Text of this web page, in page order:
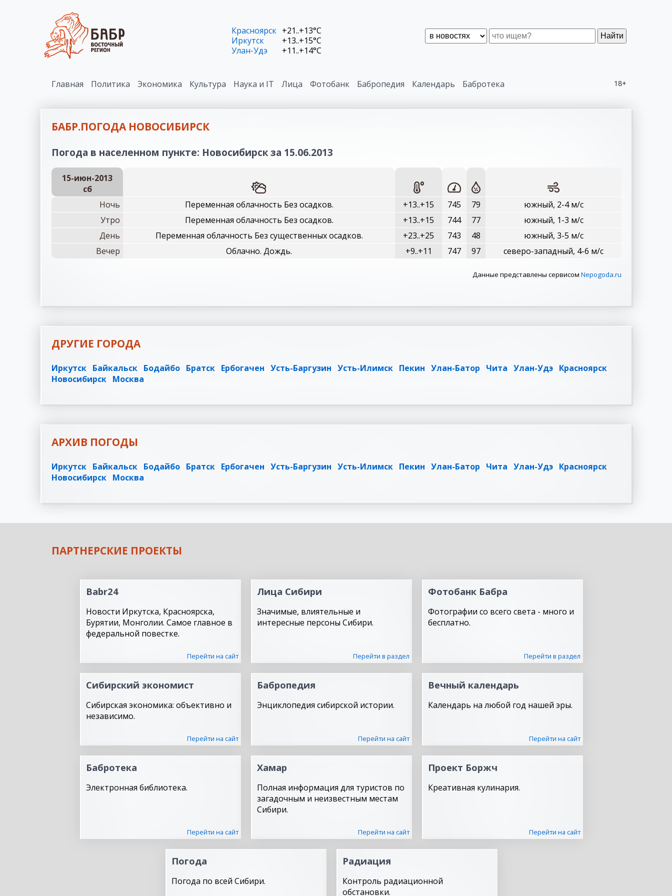
Найти
Красноярск +21..+13°C
Иркутск
+13..+15°C
Улан-Удэ
+11..+14°C
18+
Главная Политика Экономика Культура Наука и IT Лица Фотобанк Бабропедия Календарь Бабротека
БАБР.ПОГОДА НОВОСИБИРСК
Погода в населенном пункте: Новосибирск за 15.06.2013
15-июн-2013
сб
Ночь
Переменная облачность Без осадков. +13..+15 745 79
южный, 2-4 м/с
Утро
Переменная облачность Без осадков. +13..+15 744 77
южный, 1-3 м/с
День
Переменная облачность Без существенных осадков. +23..+25 743 48
южный, 3-5 м/с
Вечер
Облачно. Дождь. +9..+11 747 97 северо-западный, 4-6 м/с
Данные представлены сервисом Nepogoda.ru
ДРУГИЕ ГОРОДА
Иркутск Байкальск Бодайбо Братск Ербогачен Усть-Баргузин Усть-Илимск Пекин Улан-Батор Чита Улан-Удэ Красноярск
Новосибирск Москва
АРХИВ ПОГОДЫ
Иркутск Байкальск Бодайбо Братск Ербогачен Усть-Баргузин Усть-Илимск Пекин Улан-Батор Чита Улан-Удэ Красноярск
Новосибирск Москва
ПАРТНЕРСКИЕ ПРОЕКТЫ
Babr24
Новости Иркутска, Красноярска,
Бурятии, Монголии. Самое главное в
федеральной повестке.
Перейти на сайт
Лица Сибири
Значимые, влиятельные и
интересные персоны Сибири.
Перейти в раздел
Фотобанк Бабра
Фотографии со всего света - много и
бесплатно.
Перейти в раздел
Сибирский экономист
Сибирская экономика: объективно и
независимо.
Перейти на сайт
Бабропедия
Энциклопедия сибирской истории.
Перейти на сайт
Вечный календарь
Календарь на любой год нашей эры.
Перейти на сайт
Бабротека
Электронная библиотека.
Перейти на сайт
Хамар
Полная информация для туристов по
загадочным и неизвестным местам
Сибири.
Перейти на сайт
Проект Боржч
Креативная кулинария.
Перейти на сайт
Погода
Погода по всей Сибири.
Радиация
Контроль радиационной
обстановки.